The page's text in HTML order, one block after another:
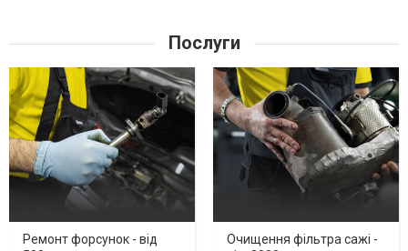
Послуги
Ремонт форсунок - від
Очищення фільтра сажі -